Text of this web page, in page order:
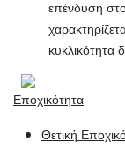
επένδυση
κυκλικότητα
Εποχικότητα
Θετική